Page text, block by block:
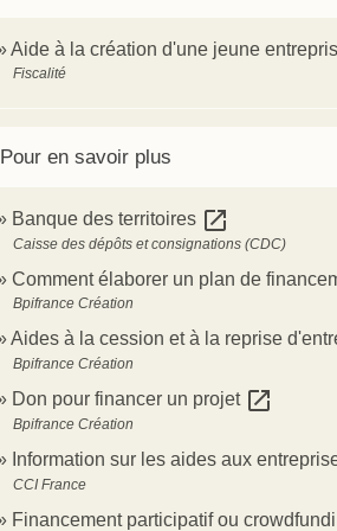
Aide à la création d'une jeune
Fiscalité
Pour en savoir plus
Banque des territoires open_in_new
Caisse des dépôts et consignations (CDC)
Comment élaborer un plan de
Bpifrance Création
Aides à la cession et à la reprise
Bpifrance Création
Don pour financer un projet open_in_new
Bpifrance Création
Information sur les aides aux
CCI France
Financement participatif ou